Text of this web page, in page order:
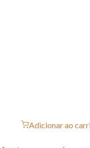
Adicionar ao